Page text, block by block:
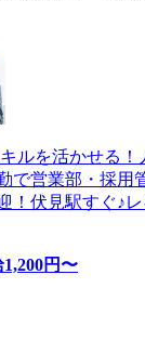
ルを活かせる！
で営業部・採
！伏見駅すぐ♪
1,200円〜